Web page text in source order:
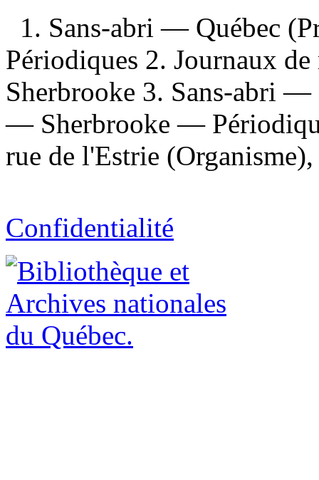
1. Sans-abri — Québec
Périodiques 2. Journaux
Sherbrooke 3. Sans-abri
— Sherbrooke —
rue de l'Estrie
Confidentialité